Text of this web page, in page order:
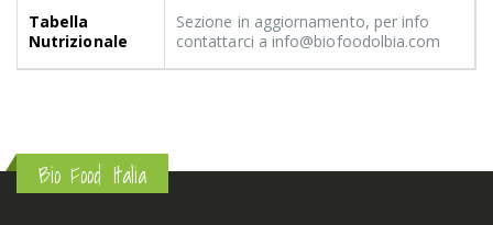
Tabella
Nutrizionale
Sezione in aggiornamento, per info
contattarci a info@biofoodolbia.com
Bio Food Italia